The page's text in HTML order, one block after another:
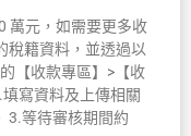
萬元，如需要更多收
稅籍資料，並透過以
【收款專區】>【收
寫資料及上傳相關
3.等待審核期間約